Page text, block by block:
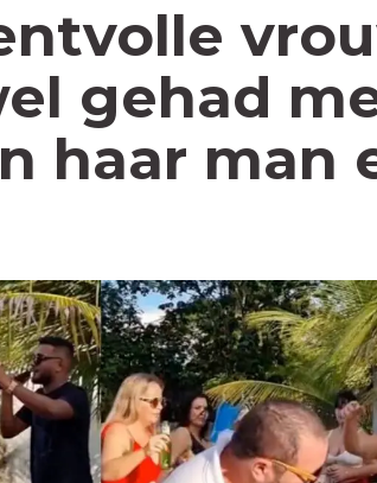
gehad
haar man